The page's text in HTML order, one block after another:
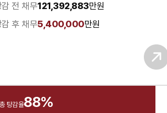
감 전 채무121,392,883만원
감 후 채무5,400,000만원
총 탕감율88%